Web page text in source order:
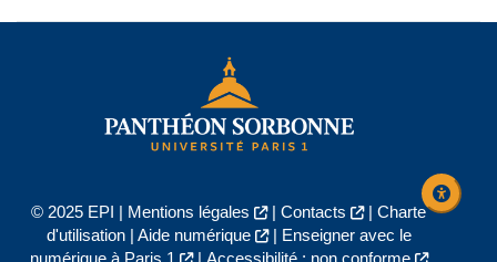
© 2025 EPI | Mentions légales | Contacts | Charte
d'utilisation| Aide numérique |
Enseigner avec le